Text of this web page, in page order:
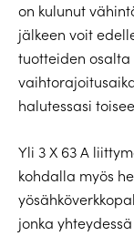
on kulunut
jälkeen voit
tuotteiden osalta
halutessasi
Yli 3 X 63 A
kohdalla myös
jonka